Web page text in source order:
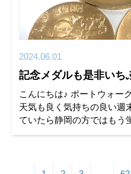
2024.06.01
記念メダルも是非いち
こんにちは♪ ポートウォー
天気も良く気持ちの良い週
ていたら静岡の方ではもう
綺麗な映像がうつっていま